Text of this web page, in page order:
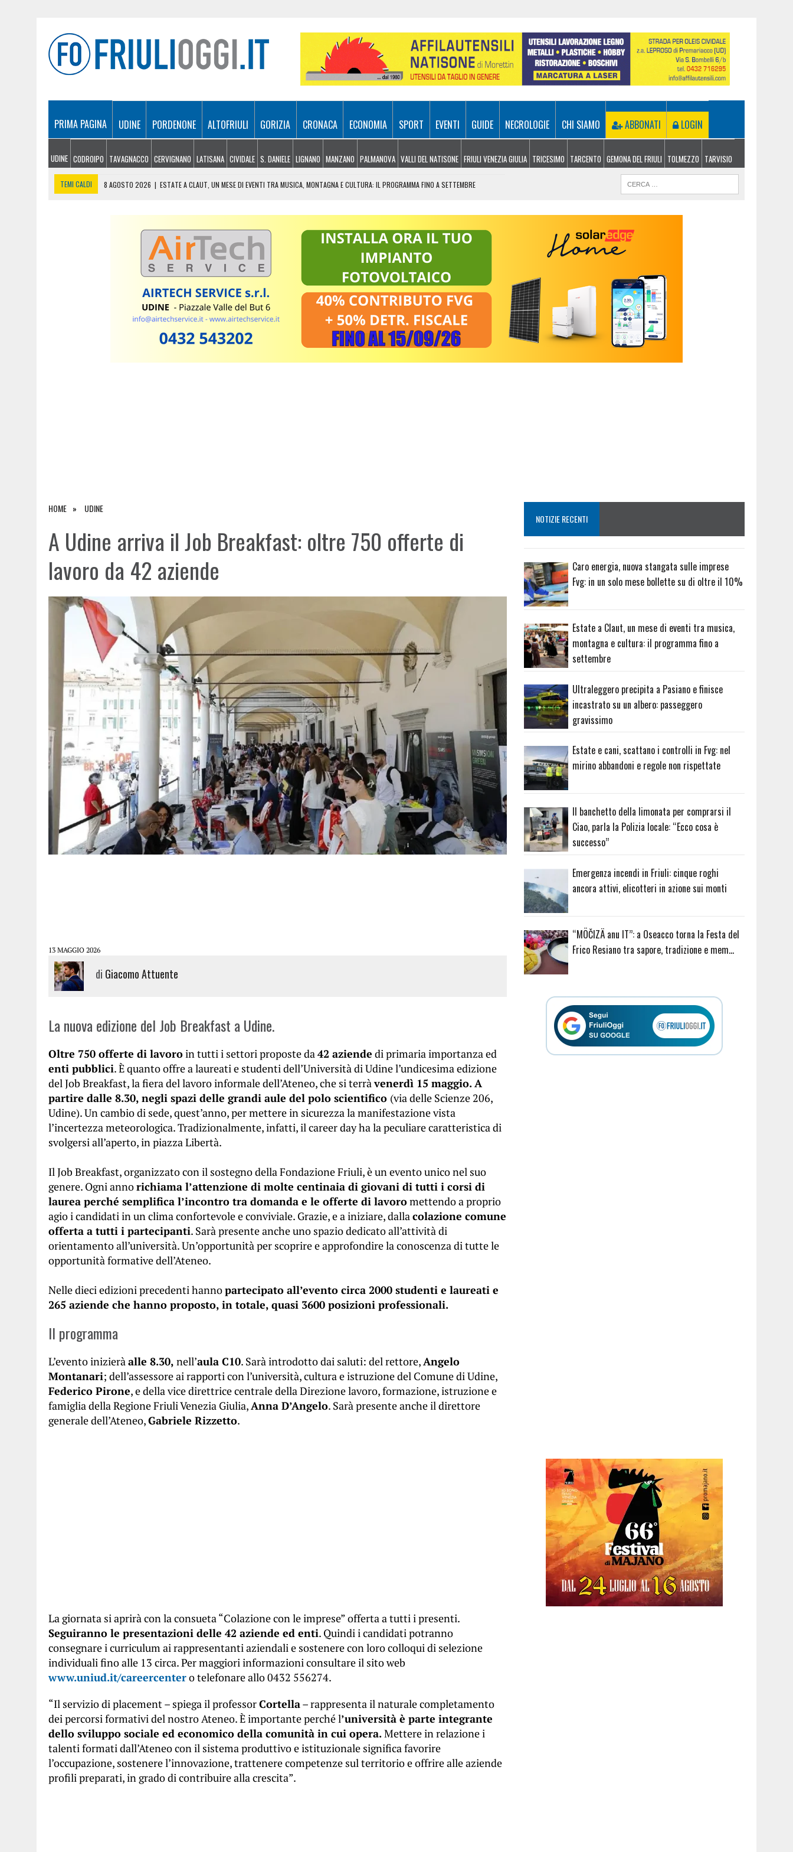
PRIMA PAGINA UDINE PORDENONE ALTOFRIULI GORIZIA CRONACA ECONOMIA SPORT EVENTI GUIDE NECROLOGIE CHI SIAMO ABBONATI LOGIN
UDINE CODROIPO TAVAGNACCO CERVIGNANO LATISANA CIVIDALE S. DANIELE LIGNANO MANZANO PALMANOVA VALLI DEL NATISONE FRIULI VENEZIA GIULIA TRICESIMO TARCENTO GEMONA DEL FRIULI TOLMEZZO TARVISIO
TEMI CALDI 8 AGOSTO 2026 | ESTATE A CLAUT, UN MESE DI EVENTI TRA MUSICA, MONTAGNA E CULTURA: IL PROGRAMMA FINO A SETTEMBRE
IL BANCHETTO DELLA LIMONATA PER COMPRARSI IL CIAO, PARLA LA POLIZIA LOCALE: “ECCO COSA È SUCCESSO”
CARO ENERGIA, NUOVA STANGATA SULLE IMPRESE FVG: IN UN SOLO MESE BOLLETTE SU DI OLTRE IL 10%
HOME UDINE
A Udine arriva il Job Breakfast: oltre 750 offerte di
lavoro da 42 aziende
13 MAGGIO 2026
di Giacomo Attuente
La nuova edizione del Job Breakfast a Udine.
Oltre 750 offerte di lavoroin tutti i settori proposte da42 aziende di primaria importanza ed
enti pubblici. È quanto offre a laureati e studenti dell’Università di Udine l’undicesima edizione
del Job Breakfast, la fiera del lavoro informale dell’Ateneo, che si terràvenerdì 15 maggio. A
partire dalle 8.30, negli spazi delle grandi aule del polo scientifico (via delle Scienze 206,
Udine). Un cambio di sede, quest’anno, per mettere in sicurezza la manifestazione vista
l’incertezza meteorologica. Tradizionalmente, infatti, il career day ha la peculiare caratteristica di
svolgersi all’aperto, in piazza Libertà.
Il Job Breakfast, organizzato con il sostegno della Fondazione Friuli, è un evento unico nel suo
genere. Ogni annorichiama l’attenzione di molte centinaia di giovani di tutti i corsi di
laurea perché semplifica l’incontro tra domanda e le offerte di lavoromettendo a proprio
agio i candidati in un clima confortevole e conviviale. Grazie, e a iniziare, dallacolazione comune
offerta a tutti i partecipanti. Sarà presente anche uno spazio dedicato all’attività di
orientamento all’università. Un’opportunità per scoprire e approfondire la conoscenza di tutte le
opportunità formative dell’Ateneo.
Nelle dieci edizioni precedenti hannopartecipato all’evento circa 2000 studenti e laureati e
265 aziende che hanno proposto, in totale, quasi 3600 posizioni professionali.
Il programma
L’evento inizieràalle 8.30, nell’aula C10. Sarà introdotto dai saluti: del rettore,Angelo
Montanari; dell’assessore ai rapporti con l’università, cultura e istruzione del Comune di Udine,
Federico Pirone, e della vice direttrice centrale della Direzione lavoro, formazione, istruzione e
famiglia della Regione Friuli Venezia Giulia,Anna D’Angelo. Sarà presente anche il direttore
generale dell’Ateneo,Gabriele Rizzetto.
La giornata si aprirà con la consueta “Colazione con le imprese” offerta a tutti i presenti.
Seguiranno le presentazioni delle 42 aziende ed enti. Quindi i candidati potranno
consegnare i curriculum ai rappresentanti aziendali e sostenere con loro colloqui di selezione
individuali fino alle 13 circa. Per maggiori informazioni consultare il sito web
www.uniud.it/careercentero telefonare allo 0432 556274.
“Il servizio di placement – spiega il professorCortella– rappresenta il naturale completamento
dei percorsi formativi del nostro Ateneo. È importante perché l’università è parte integrante
dello sviluppo sociale ed economico della comunità in cui opera.Mettere in relazione i
talenti formati dall’Ateneo con il sistema produttivo e istituzionale significa favorire
l’occupazione, sostenere l’innovazione, trattenere competenze sul territorio e offrire alle aziende
profili preparati, in grado di contribuire alla crescita”.
NOTIZIE RECENTI
Caro energia, nuova stangata sulle imprese
Fvg: in un solo mese bollette su di oltre il 10%
Estate a Claut, un mese di eventi tra musica,
montagna e cultura: il programma fino a
settembre
Ultraleggero precipita a Pasiano e finisce
incastrato su un albero: passeggero
gravissimo
Estate e cani, scattano i controlli in Fvg: nel
mirino abbandoni e regole non rispettate
Il banchetto della limonata per comprarsi il
Ciao, parla la Polizia locale: “Ecco cosa è
successo”
Emergenza incendi in Friuli: cinque roghi
ancora attivi, elicotteri in azione sui monti
“MÖČIZÄ anu IT”: a Oseacco torna la Festa del
Frico Resiano tra sapore, tradizione e mem…